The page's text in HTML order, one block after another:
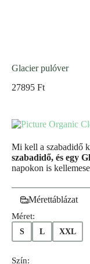
Glacier pulóver
27895 Ft
Mi kell a szabadidő
szabadidő, és egy
napokon is
Mérettáblázat
Méret:
S L XXL
Szín: